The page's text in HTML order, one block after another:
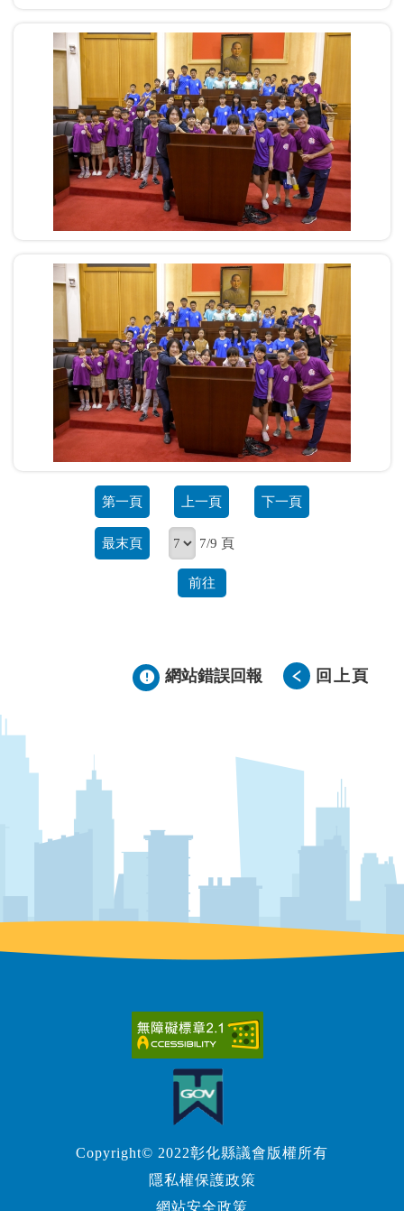
第一頁 上一頁 下一頁
最末頁 7/9 頁
前往
網站錯誤回報 回上頁
Copyright© 2022彰化縣議會版權所有
隱私權保護政策
網站安全政策